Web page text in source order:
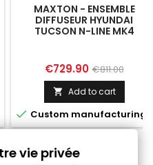
MAXTON - ENSEMBLE
DIFFUSEUR HYUNDAI
TUCSON N-LINE MK4
Price
€729.90 Regular
price
€811.00
 Add to cart
 Custom manufacturing
vie privée